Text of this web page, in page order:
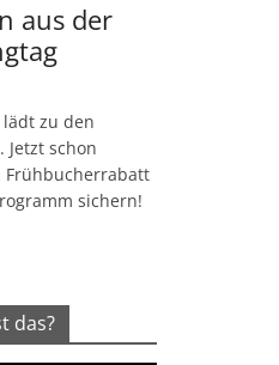
aus der
zu den
Jetzt schon
Frühbucherrabatt
sichern!
das?